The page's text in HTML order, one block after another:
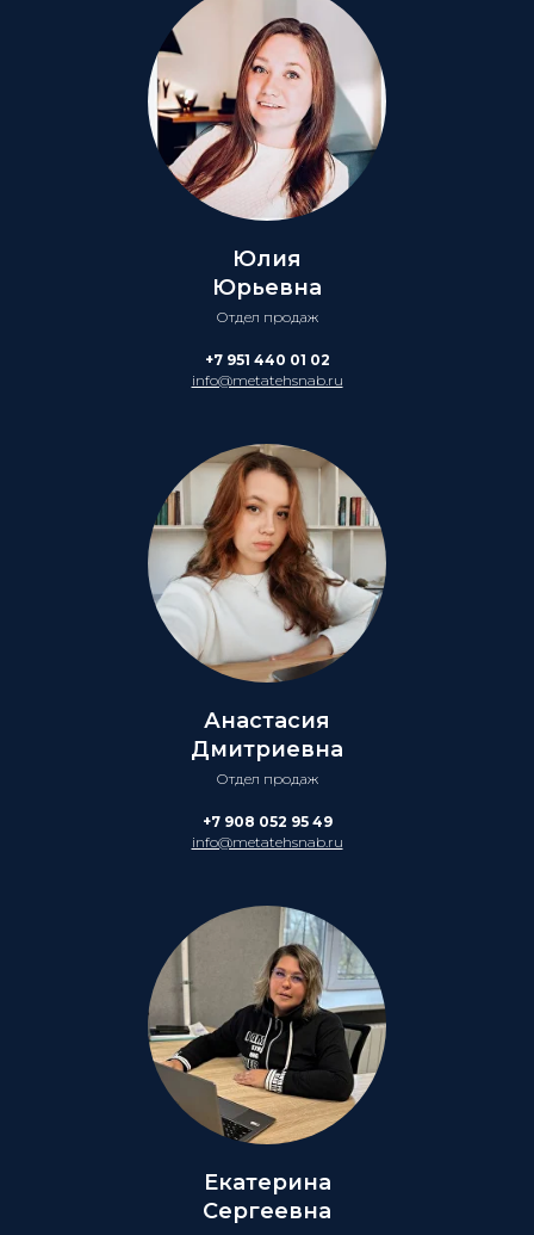
Юлия
Юрьевна
Отдел продаж
+7 951 440 01 02
info@metatehsnab.ru
Анастасия
Дмитриевна
Отдел продаж
+7 908 052 95 49
info@metatehsnab.ru
Екатерина
Сергеевна